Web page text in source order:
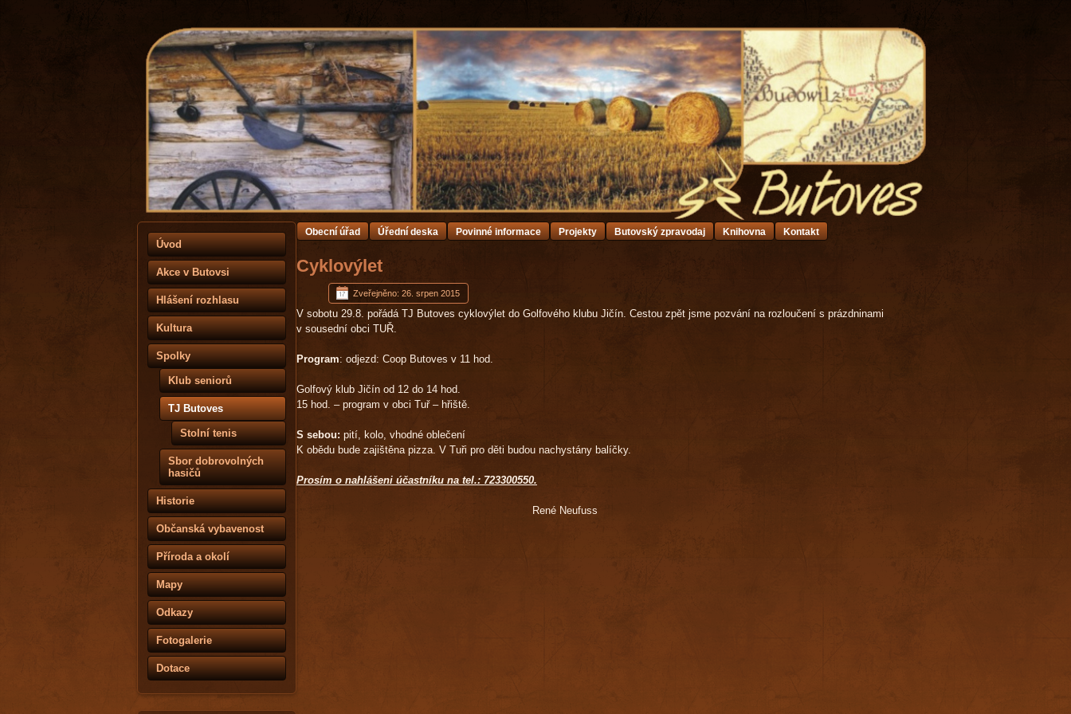
Úvod
Akce v Butovsi
Hlášení rozhlasu
Kultura
Spolky
Klub seniorů
TJ Butoves
Stolní tenis
Sbor dobrovolných
hasičů
Historie
Občanská vybavenost
Příroda a okolí
Mapy
Odkazy
Fotogalerie
Dotace
Obecní úřad Úřední deska Povinné informace Projekty Butovský zpravodaj Knihovna Kontakt
Cyklovýlet
Zveřejněno: 26. srpen 2015
V sobotu 29.8. pořádá TJ Butoves cyklovýlet do Golfového klubu Jičín. Cestou zpět jsme pozvání na rozloučení s prázdninami
v sousední obci TUŘ.
Program: odjezd: Coop Butoves v 11 hod.
Golfový klub Jičín od 12 do 14 hod.
15 hod. – program v obci Tuř – hřiště.
S sebou: pití, kolo, vhodné oblečení
K obědu bude zajištěna pizza. V Tuři pro děti budou nachystány balíčky.
Prosím o nahlášeni účastníku na tel.: 723300550.
René Neufuss